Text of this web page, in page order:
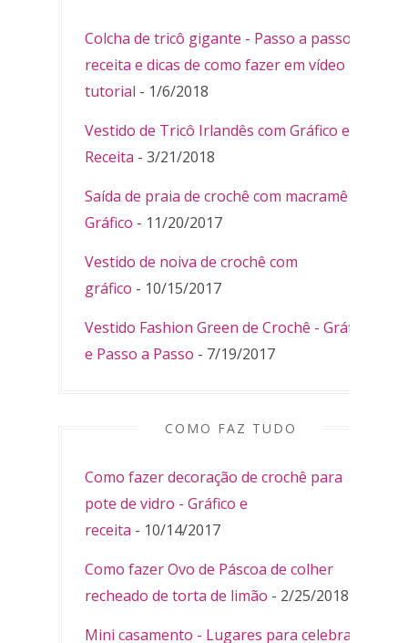
Colcha de tricô gigante - Passo a passo,
receita e dicas de como fazer em vídeo
tutorial - 1/6/2018
Vestido de Tricô Irlandês com Gráfico e
Receita - 3/21/2018
Saída de praia de crochê com macramê -
Gráfico - 11/20/2017
Vestido de noiva de crochê com
gráfico - 10/15/2017
Vestido Fashion Green de Crochê - Gráfico
e Passo a Passo - 7/19/2017
COMO FAZ TUDO
Como fazer decoração de crochê para
pote de vidro - Gráfico e
receita - 10/14/2017
Como fazer Ovo de Páscoa de colher
recheado de torta de limão - 2/25/2018
Mini casamento - Lugares para celebrar